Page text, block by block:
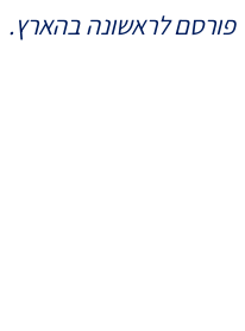
פורסם לראשונה בהארץ.